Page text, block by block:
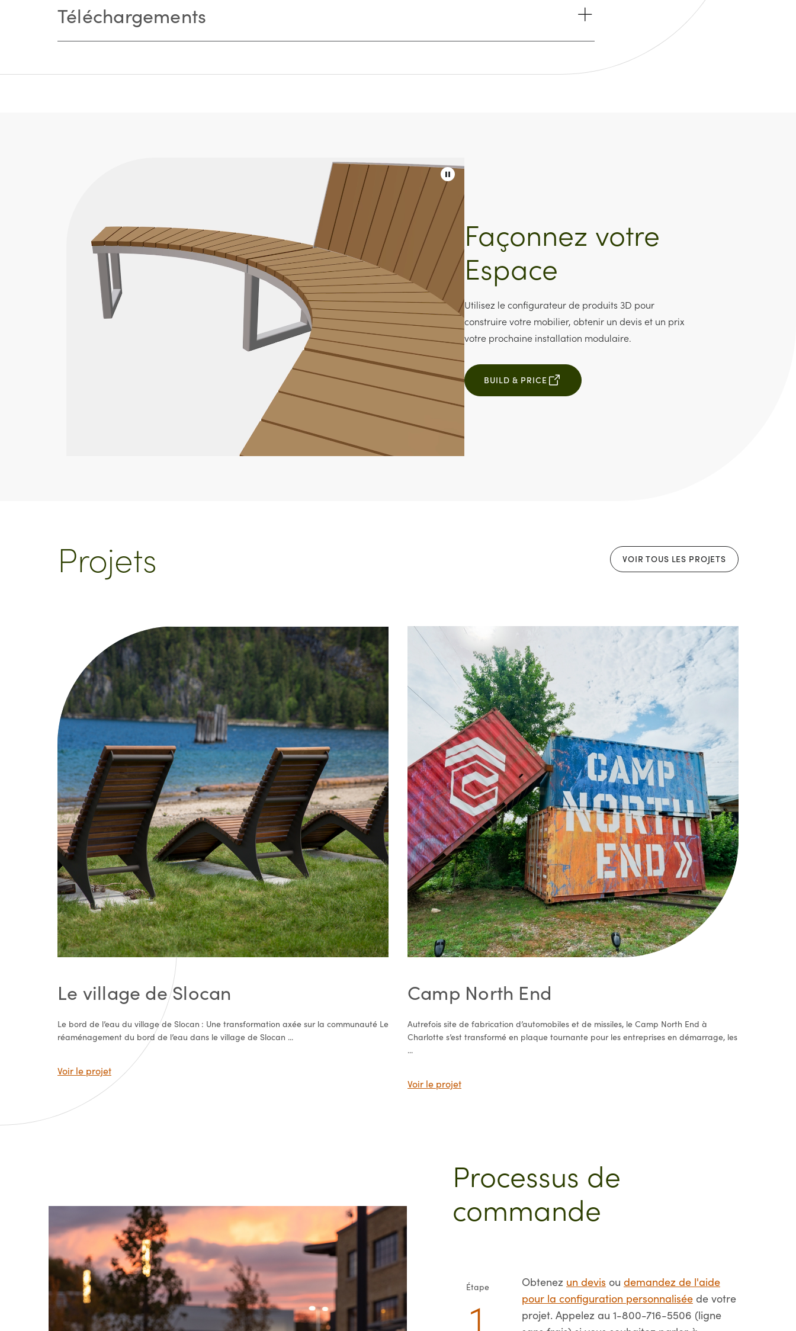
Téléchargements
Façonnez votre
Espace
Utilisez le configurateur de produits 3D pour
construire votre mobilier, obtenir un devis et un prix
votre prochaine installation modulaire.
BUILD & PRICE
Projets VOIR TOUS LES PROJETS
Le village de Slocan
Le bord de l’eau du village de Slocan : Une transformation axée sur la communauté Le
réaménagement du bord de l’eau dans le village de Slocan ...
Voir le projet
Camp North End
Autrefois site de fabrication d’automobiles et de missiles, le Camp North End à
Charlotte s’est transformé en plaque tournante pour les entreprises en démarrage, les
...
Voir le projet
Processus de
commande
Étape Obtenez un devis ou demandez de l'aide
pour la configuration personnalisée de votre
projet. Appelez au 1-800-716-5506 (ligne